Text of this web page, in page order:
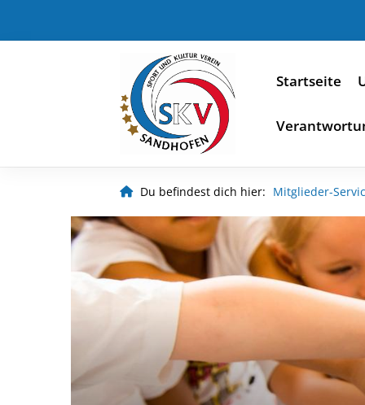
Startseite
Du befindest dich hier: Mitglieder-